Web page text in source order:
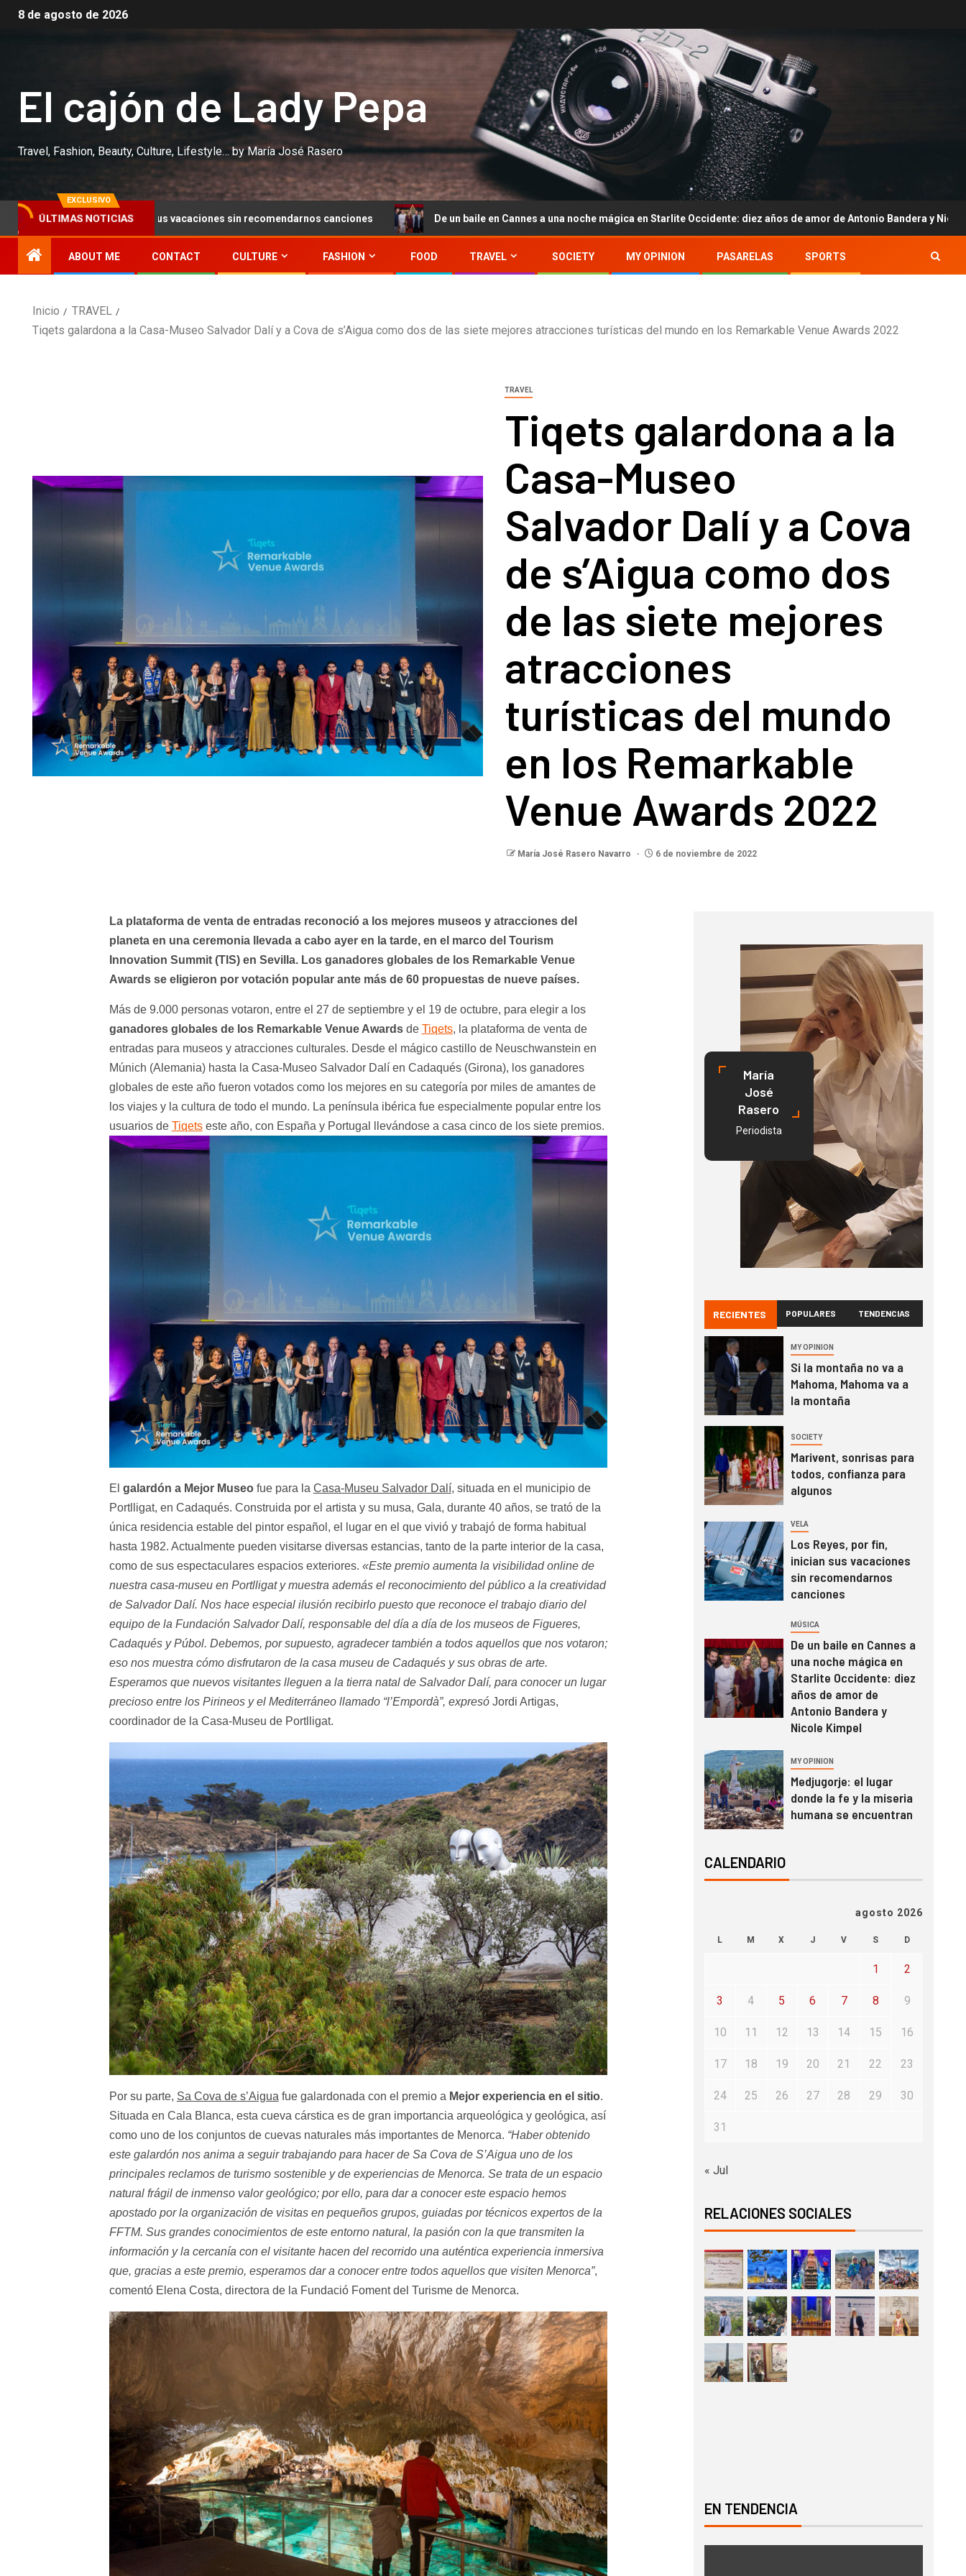
8 de agosto de 2026
El cajón de Lady Pepa
Travel, Fashion, Beauty, Culture, Lifestyle… by María José Rasero
EXCLUSIVO
ÚLTIMAS NOTICIAS
fin, inician sus vacaciones sin recomendarnos canciones De un baile en Cannes a una noche mágica en Starlite Occidente: diez años de amor de Antonio Bandera y Nicole Kimpel
ABOUT ME CONTACT CULTURE FASHION FOOD TRAVEL SOCIETY MY OPINION PASARELAS SPORTS
Inicio
TRAVEL
Tiqets galardona a la Casa-Museo Salvador Dalí y a Cova de s’Aigua como dos de las siete mejores atracciones turísticas del mundo en los Remarkable Venue Awards 2022
TRAVEL
Tiqets galardona a la
Casa-Museo
Salvador Dalí y a Cova
de s’Aigua como dos
de las siete mejores
atracciones
turísticas del mundo
en los Remarkable
Venue Awards 2022
María José Rasero Navarro 6 de noviembre de 2022
La plataforma de venta de entradas reconoció a los mejores museos y atracciones del
planeta en una ceremonia llevada a cabo ayer en la tarde, en el marco del Tourism
Innovation Summit (TIS) en Sevilla. Los ganadores globales de los Remarkable Venue
Awards se eligieron por votación popular ante más de 60 propuestas de nueve países.
Más de 9.000 personas votaron, entre el 27 de septiembre y el 19 de octubre, para elegir a los
ganadores globales de los Remarkable Venue Awardsde Tiqets, la plataforma de venta de
entradas para museos y atracciones culturales. Desde el mágico castillo de Neuschwanstein en
Múnich (Alemania) hasta la Casa-Museo Salvador Dalí en Cadaqués (Girona), los ganadores
globales de este año fueron votados como los mejores en su categoría por miles de amantes de
los viajes y la cultura de todo el mundo. La península ibérica fue especialmente popular entre los
usuarios de Tiqetseste año, con España y Portugal llevándose a casa cinco de los siete premios.
El galardón a Mejor Museofue para la Casa-Museu Salvador Dalí, situada en el municipio de
Portlligat, en Cadaqués. Construida por el artista y su musa, Gala, durante 40 años, se trató de la
única residencia estable del pintor español, el lugar en el que vivió y trabajó de forma habitual
hasta 1982. Actualmente pueden visitarse diversas estancias, tanto de la parte interior de la casa,
como de sus espectaculares espacios exteriores. «Este premio aumenta la visibilidad online de
nuestra casa-museu en Portlligat y muestra además el reconocimiento del público a la creatividad
de Salvador Dalí. Nos hace especial ilusión recibirlo puesto que reconoce el trabajo diario del
equipo de la Fundación Salvador Dalí, responsable del día a día de los museos de Figueres,
Cadaqués y Púbol. Debemos, por supuesto, agradecer también a todos aquellos que nos votaron;
eso nos muestra cómo disfrutaron de la casa museu de Cadaqués y sus obras de arte.
Esperamos que nuevos visitantes lleguen a la tierra natal de Salvador Dalí, para conocer un lugar
precioso entre los Pirineos y el Mediterráneo llamado “l’Empordà”, expresó Jordi Artigas,
coordinador de la Casa-Museu de Portlligat.
Por su parte, Sa Cova de s’Aigua fue galardonada con el premio a Mejor experiencia en el sitio.
Situada en Cala Blanca, esta cueva cárstica es de gran importancia arqueológica y geológica, así
como uno de los conjuntos de cuevas naturales más importantes de Menorca. “Haber obtenido
este galardón nos anima a seguir trabajando para hacer de Sa Cova de S’Aigua uno de los
principales reclamos de turismo sostenible y de experiencias de Menorca. Se trata de un espacio
natural frágil de inmenso valor geológico; por ello, para dar a conocer este espacio hemos
apostado por la organización de visitas en pequeños grupos, guiadas por técnicos expertos de la
FFTM. Sus grandes conocimientos de este entorno natural, la pasión con la que transmiten la
información y la cercanía con el visitante hacen del recorrido una auténtica experiencia inmersiva
que, gracias a este premio, esperamos dar a conocer entre todos aquellos que visiten Menorca”,
comentó Elena Costa, directora de la Fundació Foment del Turisme de Menorca.
María
José
Rasero
Periodista
RECIENTES POPULARES TENDENCIAS
MY OPINION
Si la montaña no va a
Mahoma, Mahoma va a
la montaña
SOCIETY
Marivent, sonrisas para
todos, confianza para
algunos
VELA
Los Reyes, por fin,
inician sus vacaciones
sin recomendarnos
canciones
MÚSICA
De un baile en Cannes a
una noche mágica en
Starlite Occidente: diez
años de amor de
Antonio Bandera y
Nicole Kimpel
MY OPINION
Medjugorje: el lugar
donde la fe y la miseria
humana se encuentran
CALENDARIO
agosto 2026
L M X J V S D
1 2
3 4 5 6 7 8 9
10 11 12 13 14 15 16
17 18 19 20 21 22 23
24 25 26 27 28 29 30
31
« Jul
RELACIONES SOCIALES
EN TENDENCIA